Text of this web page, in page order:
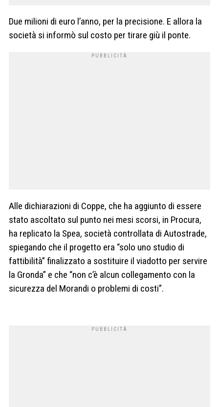
Due milioni di euro l’anno, per la precisione. E allora la
società si informò sul costo per tirare giù il ponte.
Alle dichiarazioni di Coppe, che ha aggiunto di essere
stato ascoltato sul punto nei mesi scorsi, in Procura,
ha replicato la Spea, società controllata di Autostrade,
spiegando che il progetto era “solo uno studio di
fattibilità” finalizzato a sostituire il viadotto per servire
la Gronda” e che “non c’è alcun collegamento con la
sicurezza del Morandi o problemi di costi”.